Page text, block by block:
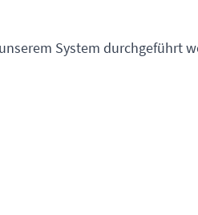
System durchgeführt